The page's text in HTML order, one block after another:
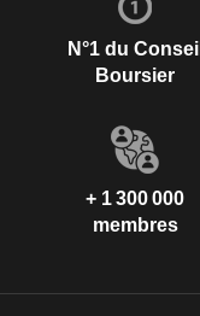
N°1 du Conseil
Boursier
+ 1 300 000
membres